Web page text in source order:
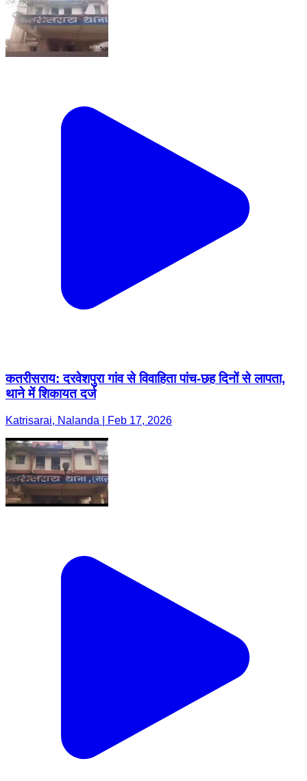
कतरीसराय: दरवेशपुरा गांव से विवाहिता पांच-छह दिनों से लापता,
थाने में शिकायत दर्ज
Katrisarai, Nalanda | Feb 17, 2026